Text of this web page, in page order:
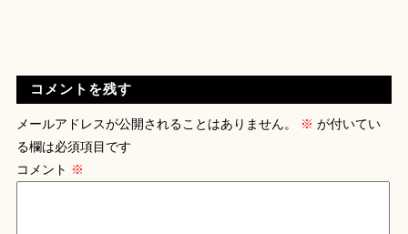
コメントを残す
メールアドレスが公開されることはありません。 ※ が付いてい
る欄は必須項目です
コメント ※